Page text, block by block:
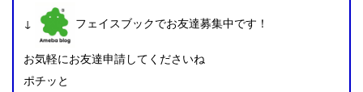
↓
フェイスブックでお友達募集中です！
お気軽にお友達申請してくださいね
ポチッと